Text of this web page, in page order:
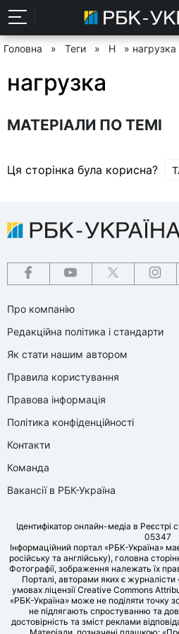
Головна » Теги » Н » нагрузка
нагрузка
МАТЕРІАЛИ ПО ТЕМІ
Ця сторінка була корисна?
Про компанію
Редакційна політика і стандарти
Як стати нашим автором
Правила користування
Правова інформація
Політика конфіденційності
Контакти
Команда
Вакансії в РБК-Україна
Ідентифікатор онлайн-медіа в Реєстрі
05347
Інформаційний портал «РБК-Україна»
російську та англійську), головна
Фотографії, зображення належать їх
Порталі, авторами яких є журналісти
умовах ліцензії Creative Commons
«РБК-Україна» може не поділяти точку
не підлягають спростуванню та
достовірність та зміст реклами